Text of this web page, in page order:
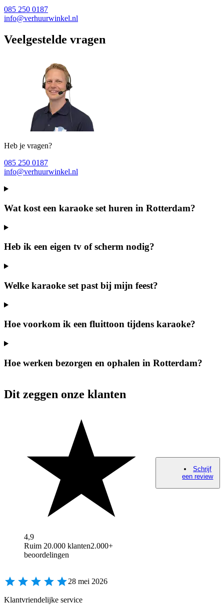
085 250 0187
info@verhuurwinkel.nl
Veelgestelde vragen
Heb je vragen?
085 250 0187
info@verhuurwinkel.nl
Wat kost een karaoke set huren in Rotterdam?
Heb ik een eigen tv of scherm nodig?
Welke karaoke set past bij mijn feest?
Hoe voorkom ik een fluittoon tijdens karaoke?
Hoe werken bezorgen en ophalen in Rotterdam?
Dit zeggen onze klanten
4,9
Ruim 20.000 klanten2.000+
beoordelingen
Schrijf
een review
28 mei 2026
Klantvriendelijke service